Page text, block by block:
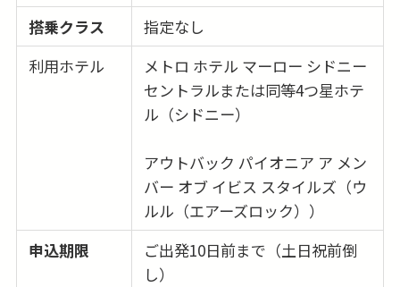
搭乗クラス
指定なし
利用ホテル
メトロ ホテル マーロー シドニー
セントラルまたは同等4つ星ホテ
ル（シドニー）
アウトバック パイオニア ア メン
バー オブ イビス スタイルズ（ウ
ルル（エアーズロック））
申込期限
ご出発10日前まで（土日祝前倒
し）